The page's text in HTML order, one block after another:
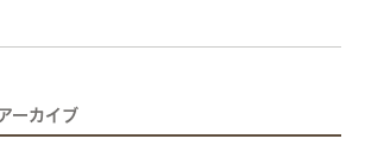
ーカイブ